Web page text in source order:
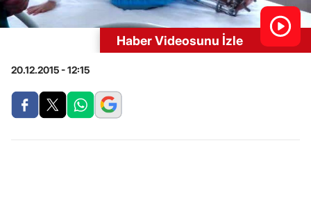
Haber Videosunu İzle
20.12.2015 - 12:15